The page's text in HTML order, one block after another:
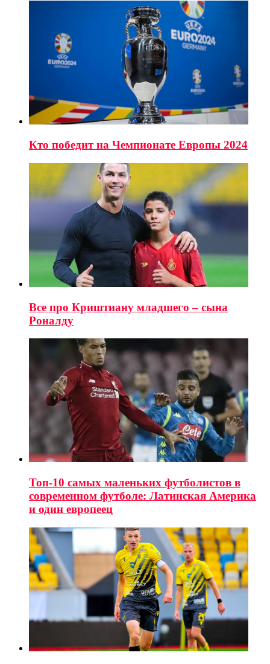
Кто победит на Чемпионате Европы 2024
Все про Криштиану младшего – сына
Роналду
Топ-10 самых маленьких футболистов в
современном футболе: Латинская Америка
и один европеец